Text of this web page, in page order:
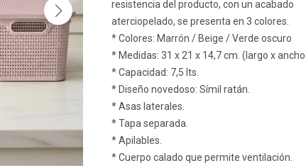
resistencia del producto, con un acabado
aterciopelado, se presenta en 3 colores.
* Colores: Marrón / Beige / Verde oscuro
* Medidas: 31 x 21 x 14,7 cm. (largo x
* Capacidad: 7,5 lts.
* Diseño novedoso: Símil ratán.
* Asas laterales.
* Tapa separada.
* Apilables.
* Cuerpo calado que permite ventilación.